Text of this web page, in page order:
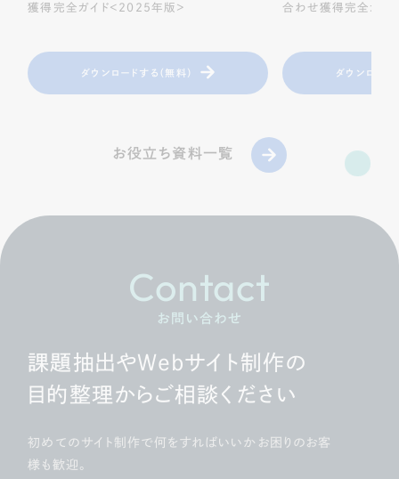
獲得完全ガイド＜2025年版＞
ダウンロードする（無料）
合わせ獲得完全ガイ
ダウンロード
お役立ち資料一覧
Contact
お問い合わせ
課題抽出やWebサイト制作の
目的整理からご相談ください
初めてのサイト制作で何をすればいいかお困りのお客
様も歓迎。